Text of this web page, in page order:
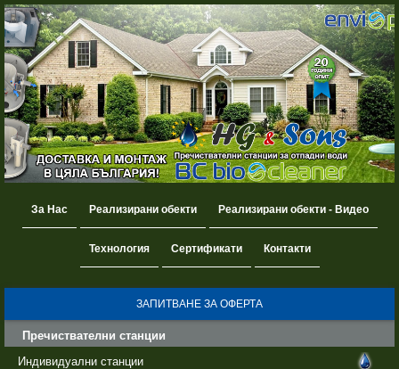
За Нас Реализирани обекти Реализирани обекти - Видео
Технология Сертификати Контакти
ЗАПИТВАНЕ ЗА ОФЕРТА
Пречиствателни станции
Индивидуални станции